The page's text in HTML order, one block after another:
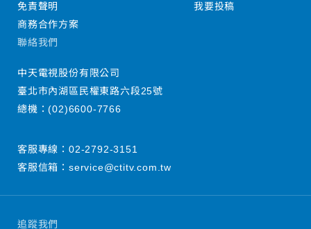
追蹤我們
免責聲明
商務合作方案
我要投稿
聯絡我們
中天電視股份有限公司
臺北市內湖區民權東路六段25號
總機：(02)6600-7766
客服專線： 02-2792-3151
客服信箱： service@ctitv.com.tw